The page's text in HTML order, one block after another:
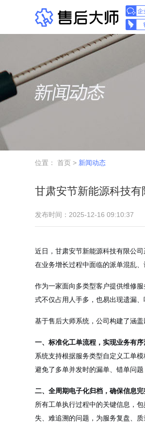
位置： 首页 > 新闻动态
甘肃安节新能源科技
发布时间：2025-12-16 09:10:37
近日，甘肃安节新能源科技有限公
在业务增长过程中面临的派单混乱
作为一家面向多类型客户提供维修
式不仅占用人手多，也易出现遗漏
基于售后大师系统，公司构建了涵
一、标准化工单流程，实现业务有
系统支持根据服务类型自定义工单
避免了多单并发时的漏单、错单问
二、全周期电子化归档，确保信息
所有工单执行过程中的关键信息，
失、难追溯的问题，为服务复盘、